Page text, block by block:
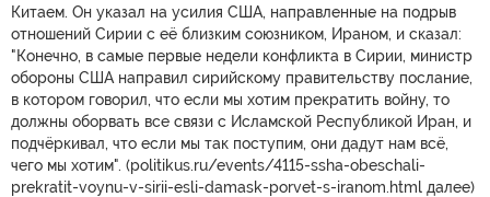
Китаем. Он указал на усилия США, направленные на подрыв
отношений Сирии с её близким союзником, Ираном, и сказал:
"Конечно, в самые первые недели конфликта в Сирии, министр
обороны США направил сирийскому правительству послание,
в котором говорил, что если мы хотим прекратить войну, то
должны оборвать все связи с Исламской Республикой Иран, и
подчёркивал, что если мы так поступим, они дадут нам всё,
чего мы хотим". (politikus.ru/events/4115-ssha-obeschali-
prekratit-voynu-v-sirii-esli-damask-porvet-s-iranom.html далее)